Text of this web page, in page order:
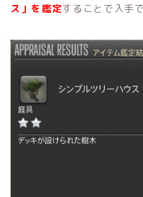
ス」を鑑定することで入手